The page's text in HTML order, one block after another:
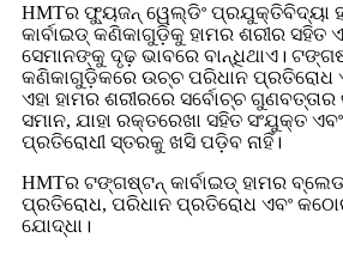
HMTର ଫ୍ୟୁଜନ୍ ୱେଲ୍ଡିଂ ପ୍ରଯୁକ୍ତିବିଦ୍ୟା
କାର୍ବାଇଡ୍ କଣିକାଗୁଡ଼ିକୁ ହାମର ଶରୀର ସହିତ
ସେମାନଙ୍କୁ ଦୃଢ଼ ଭାବରେ ବାନ୍ଧିଥାଏ।
କଣିକାଗୁଡ଼ିକରେ ଉଚ୍ଚ ପରିଧାନ ପ୍ରତିରୋଧ
ଏହା ହାମର ଶରୀରରେ ସର୍ବୋଚ୍ଚ
ସମାନ, ଯାହା ରକ୍ତରେଖା ସହିତ ସଂଯୁକ୍ତ
ପ୍ରତିରୋଧୀ ସ୍ତରକୁ ଖସି ପଡ଼ିବ ନାହିଁ।
HMTର ଟଙ୍ଗଷ୍ଟନ୍ କାର୍ବାଇଡ୍ ହାମର
ପ୍ରତିରୋଧ, ପରିଧାନ ପ୍ରତିରୋଧ ଏବଂ
ଯୋଦ୍ଧା।